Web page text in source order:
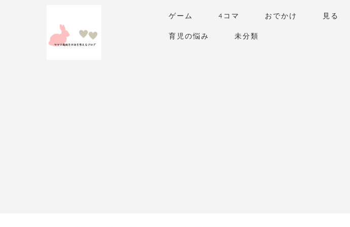
ゲーム 4コマ おでかけ 見る
育児の悩み 未分類